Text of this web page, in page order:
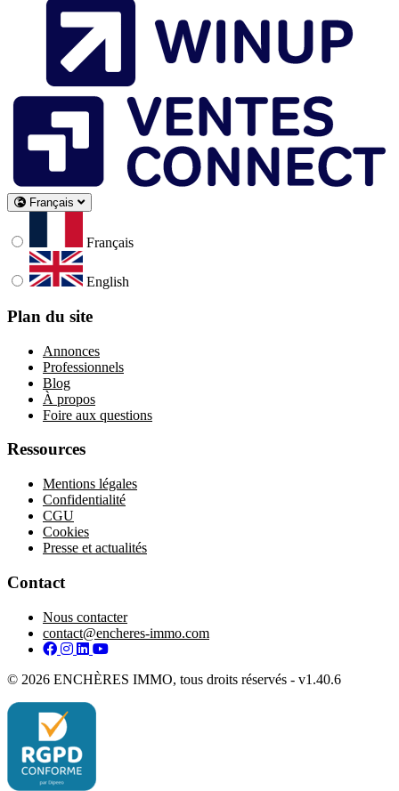
Français
Français
English
Plan du site
Annonces
Professionnels
Blog
À propos
Foire aux questions
Ressources
Mentions légales
Confidentialité
CGU
Cookies
Presse et actualités
Contact
Nous contacter
contact@encheres-immo.com
Facebook
Instagram
LinkedIn
YouTube
© 2026 ENCHÈRES IMMO, tous droits réservés - v1.40.6